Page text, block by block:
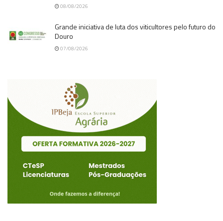
08/08/2026
Grande iniciativa de luta dos viticultores pelo futuro do
Douro
07/08/2026